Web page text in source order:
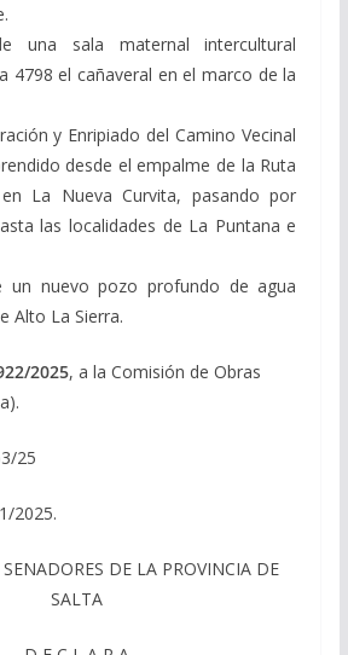
una sala maternal intercultural
4798 el cañaveral en el marco de la
y Enripiado del Camino Vecinal
desde el empalme de la Ruta
La Nueva Curvita, pasando por
las localidades de La Puntana e
un nuevo pozo profundo de agua
Alto La Sierra.
2025, a la Comisión de Obras
25
2025.
DE LA PROVINCIA DE
SALTA